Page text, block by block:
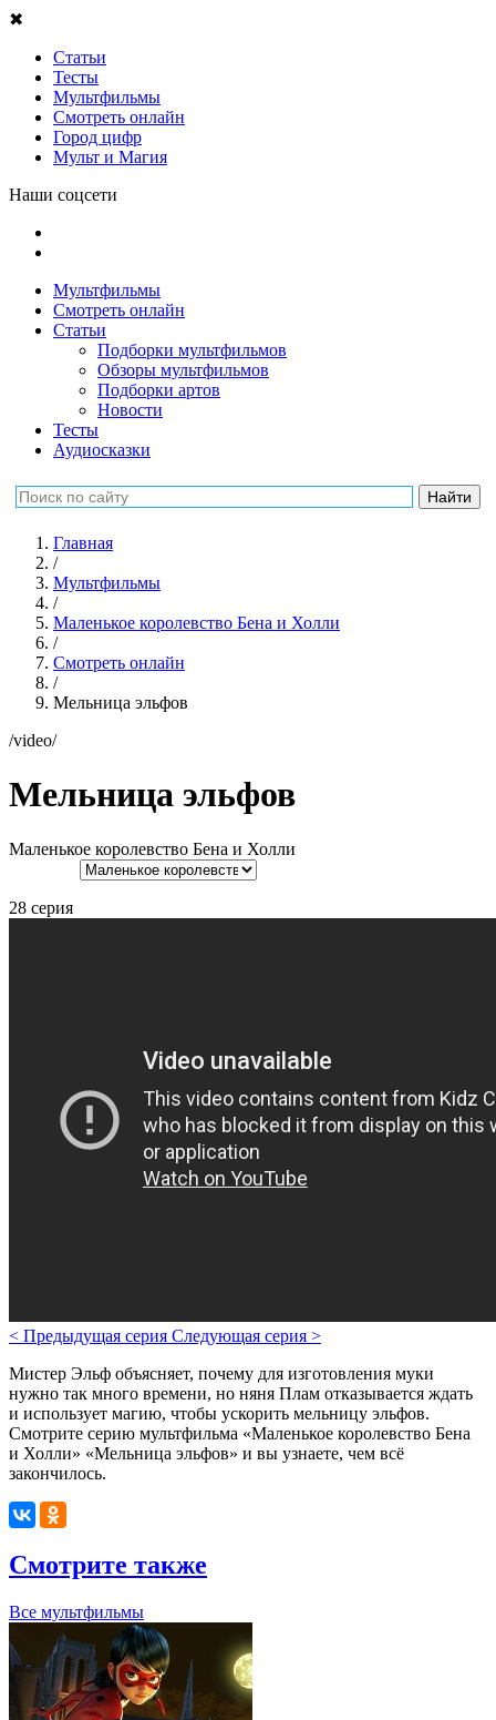
✖
Статьи
Тесты
Мультфильмы
Смотреть онлайн
Город цифр
Мульт и Магия
Наши соцсети
Мультфильмы
Смотреть онлайн
Статьи
Подборки мультфильмов
Обзоры мультфильмов
Подборки артов
Новости
Тесты
Аудиосказки
Главная
/
Мультфильмы
/
Маленькое королевство Бена и Холли
/
Смотреть онлайн
/
Мельница эльфов
/video/
Мельница эльфов
Маленькое королевство Бена и Холли
28 серия
< Предыдущая серия Следующая серия >
Мистер Эльф объясняет, почему для изготовления муки
нужно так много времени, но няня Плам отказывается ждать
и использует магию, чтобы ускорить мельницу эльфов.
Смотрите серию мультфильма «Маленькое королевство Бена
и Холли» «Мельница эльфов» и вы узнаете, чем всё
закончилось.
Смотрите также
Все мультфильмы